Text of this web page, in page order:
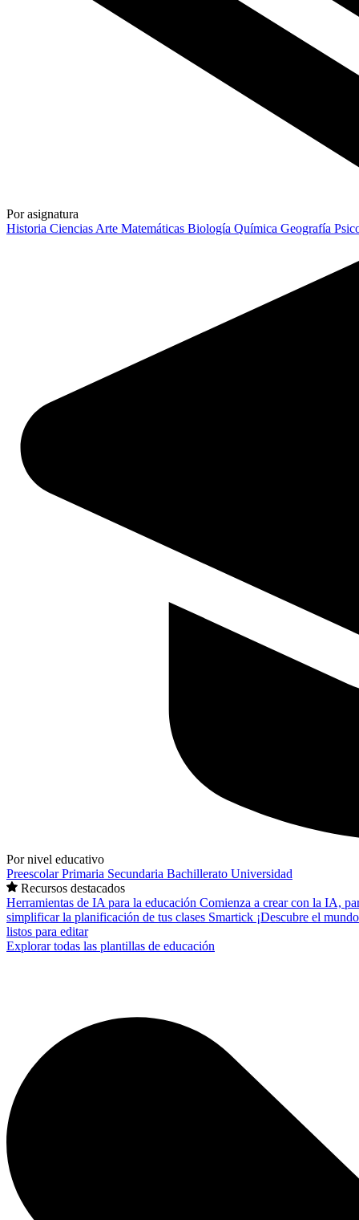
Por asignatura
Historia Ciencias Arte Matemáticas Biología Química Geografía
Por nivel educativo
PreescolarPrimaria Secundaria Bachillerato Universidad
Recursos destacados
Herramientas de IA para la educación Comienza a crear con la IA,
simplificar la planificación de tus clases Smartick ¡Descubre el
listos para editar
Explorar todas las plantillas de educación